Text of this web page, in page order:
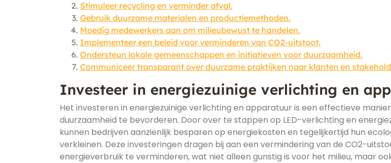
Stimuleer recycling en verminder afval.
Gebruik duurzame materialen en productiemethoden.
Moedig medewerkers aan om milieubewust te handelen.
Implementeer een beleid voor verminderen van CO2-uitstoot.
Ondersteun lokale gemeenschappen en initiatieven voor duurzaamheid.
Communiceer transparant over duurzame praktijken naar klanten en
Investeer in energiezuinige verlichting en
Het investeren in energiezuinige verlichting en apparatuur is een effectieve
duurzaamheid te bevorderen. Door over te stappen op LED-verlichting en
kunnen bedrijven aanzienlijk besparen op energiekosten en tegelijkertijd hun
verkleinen. Deze investeringen dragen bij aan een vermindering van de CO2-
energieverbruik te verminderen, wat niet alleen gunstig is voor het milieu, maar